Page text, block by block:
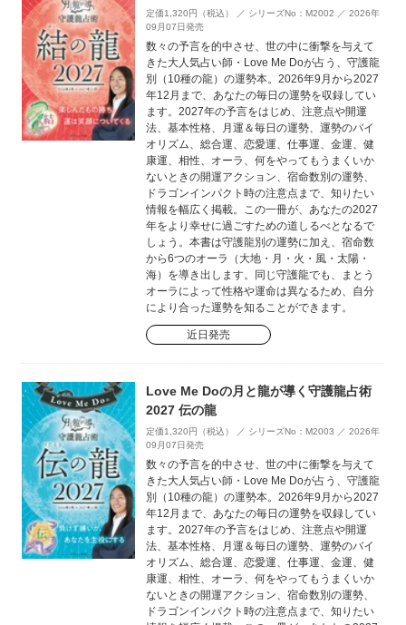
定価1,320円（税込） ／ シリーズNo：M2002 ／ 2026年
09月07日発売
数々の予言を的中させ、世の中に衝撃を与えて
きた大人気占い師・Love Me Doが占う、守護龍
別（10種の龍）の運勢本。2026年9月から2027
年12月まで、あなたの毎日の運勢を収録してい
ます。2027年の予言をはじめ、注意点や開運
法、基本性格、月運＆毎日の運勢、運勢のバイ
オリズム、総合運、恋愛運、仕事運、金運、健
康運、相性、オーラ、何をやってもうまくいか
ないときの開運アクション、宿命数別の運勢、
ドラゴンインパクト時の注意点まで、知りたい
情報を幅広く掲載。この一冊が、あなたの2027
年をより幸せに過ごすための道しるべとなるで
しょう。本書は守護龍別の運勢に加え、宿命数
から6つのオーラ（大地・月・火・風・太陽・
海）を導き出します。同じ守護龍でも、まとう
オーラによって性格や運命は異なるため、自分
により合った運勢を知ることができます。
近日発売
Love Me Doの月と龍が導く守護龍占術
2027 伝の龍
定価1,320円（税込） ／ シリーズNo：M2003 ／ 2026年
09月07日発売
数々の予言を的中させ、世の中に衝撃を与えて
きた大人気占い師・Love Me Doが占う、守護龍
別（10種の龍）の運勢本。2026年9月から2027
年12月まで、あなたの毎日の運勢を収録してい
ます。2027年の予言をはじめ、注意点や開運
法、基本性格、月運＆毎日の運勢、運勢のバイ
オリズム、総合運、恋愛運、仕事運、金運、健
康運、相性、オーラ、何をやってもうまくいか
ないときの開運アクション、宿命数別の運勢、
ドラゴンインパクト時の注意点まで、知りたい